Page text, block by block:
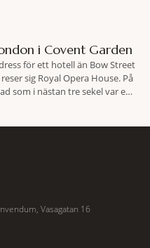
i Covent Garden
för ett hotell än Bow Street
sig Royal Opera House. På
som i nästan tre sekel var en
Vasagatan 16